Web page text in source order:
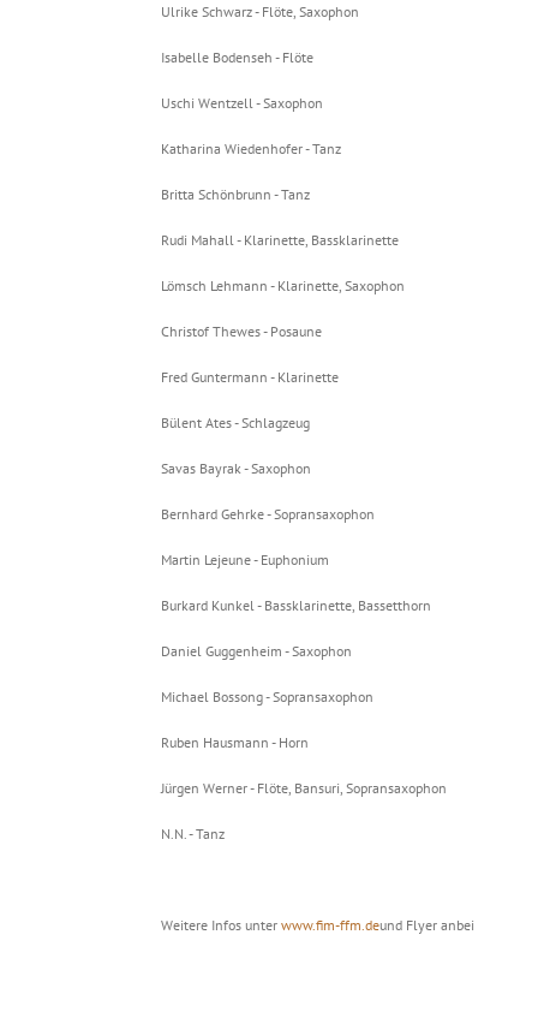
Ulrike Schwarz - Flöte, Saxophon
Isabelle Bodenseh - Flöte
Uschi Wentzell - Saxophon
Katharina Wiedenhofer - Tanz
Britta Schönbrunn - Tanz
Rudi Mahall - Klarinette, Bassklarinette
Lömsch Lehmann - Klarinette, Saxophon
Christof Thewes - Posaune
Fred Guntermann - Klarinette
Bülent Ates - Schlagzeug
Savas Bayrak - Saxophon
Bernhard Gehrke - Sopransaxophon
Martin Lejeune - Euphonium
Burkard Kunkel - Bassklarinette, Bassetthorn
Daniel Guggenheim - Saxophon
Michael Bossong - Sopransaxophon
Ruben Hausmann - Horn
Jürgen Werner - Flöte, Bansuri, Sopransaxophon
N.N. - Tanz
Weitere Infos unter www.fim-ffm.deund Flyer anbei